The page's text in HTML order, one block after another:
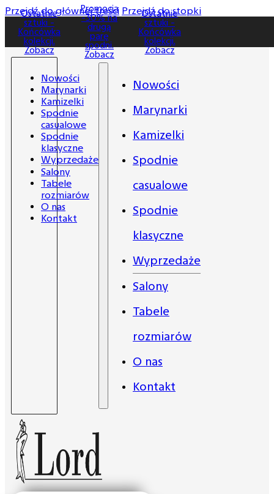
Przejdź do głównej treści Przejdź do stopki
Promocja
-30% na
drugą
parę
spodni.
Zobacz
Ostatnie
sztuki -
Końcówka
kolekcji.
Zobacz
Promocja
-30% na
drugą
parę
spodni.
Zobacz
Ostatnie
Zobacz
Nowości
Marynarki
Kamizelki
Spodnie
casualowe
Spodnie
klasyczne
Wyprzedaże
Salony
Tabele
rozmiarów
O nas
Kontakt
Nowości
Marynarki
Kamizelki
Spodnie
casualowe
Spodnie
klasyczne
Wyprzedaże
Salony
Tabele
rozmiarów
O nas
Kontakt